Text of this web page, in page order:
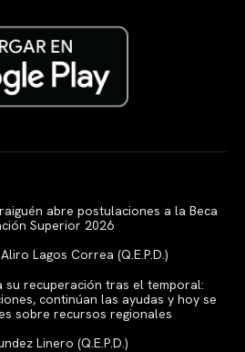
abre postulaciones a la Beca
Superior 2026
Lagos Correa (Q.E.P.D.)
su recuperación tras el temporal:
continúan las ayudas y hoy se
sobre recursos regionales
Linero (Q.E.P.D.)